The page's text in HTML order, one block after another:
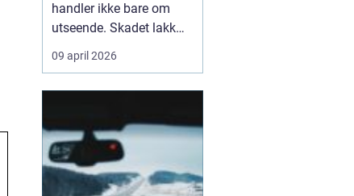
handler ikke bare om
utseende. Skadet lakk
åpner veien for rust,
verdifall og dyrere
reparasjon fordi skaden
virker liten, men små
merker kan raskt utvikle
09 april 2026